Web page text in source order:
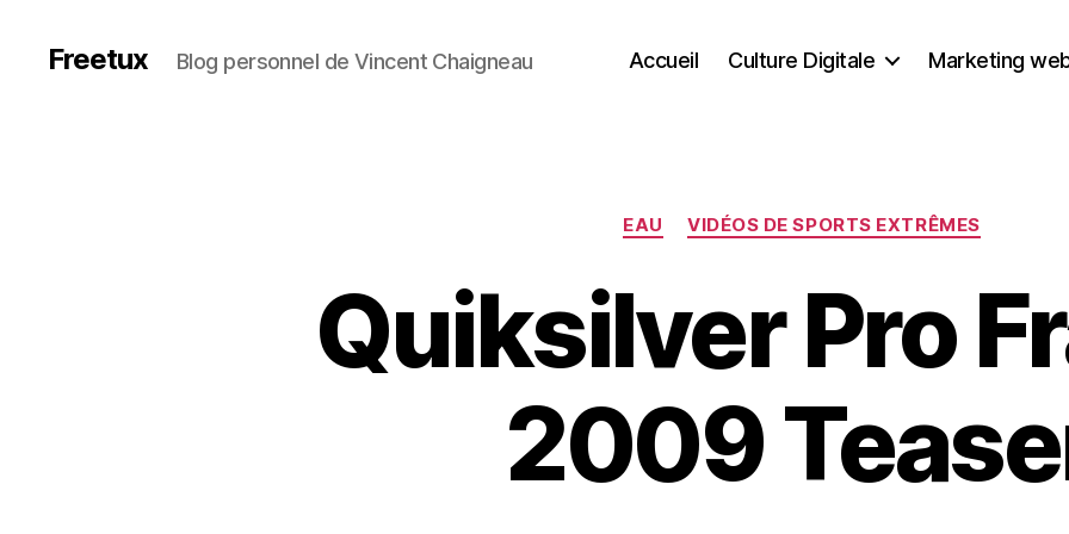
Freetux Blog personnel de Vincent Chaigneau Accueil Culture Digitale Marketing
Catégories
EAU VIDÉOS DE SPORTS EXTRÊMES
Quiksilver Pro
2009